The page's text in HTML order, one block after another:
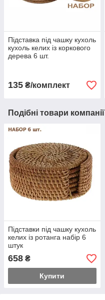
Підставка під чашку кухоль
кухоль келих із коркового
дерева 6 шт.
135 ₴/комплект
Подібні товари компанії
Підставки під чашку кухоль
келих із ротанга набір 6
штук
658 ₴
Купити